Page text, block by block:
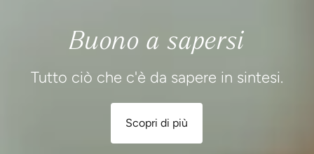
Buono a sapersi
Tutto ciò che c'è da sapere in sintesi.
Scopri di più